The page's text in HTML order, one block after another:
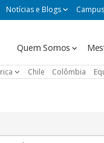
Notícias e Blogs
Navegación
Quem Somos
Chile Colômbia